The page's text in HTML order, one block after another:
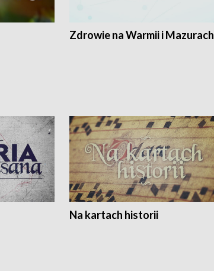
Zdrowie na Warmii i Mazurach
Na kartach historii